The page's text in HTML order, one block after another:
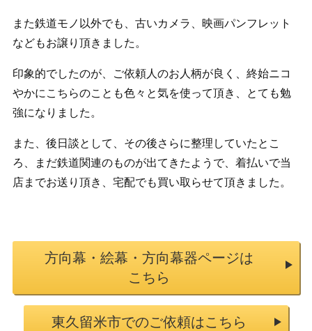
また鉄道モノ以外でも、古いカメラ、映画パンフレット
などもお譲り頂きました。
印象的でしたのが、ご依頼人のお人柄が良く、終始ニコ
やかにこちらのことも色々と気を使って頂き、とても勉
強になりました。
また、後日談として、その後さらに整理していたとこ
ろ、まだ鉄道関連のものが出てきたようで、着払いで当
店までお送り頂き、宅配でも買い取らせて頂きました。
方向幕・絵幕・方向幕器ページは
こちら
東久留米市でのご依頼はこちら